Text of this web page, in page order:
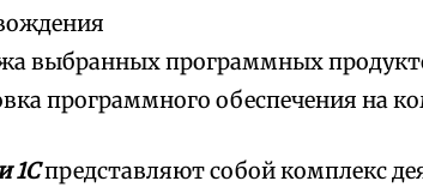
выбранных программных
программного обеспечения на
1Спредставляют собой комплекс